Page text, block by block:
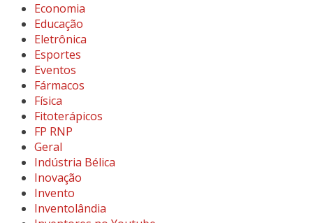
Economia
Educação
Eletrônica
Esportes
Eventos
Fármacos
Física
Fitoterápicos
FP RNP
Geral
Indústria Bélica
Inovação
Invento
Inventolândia